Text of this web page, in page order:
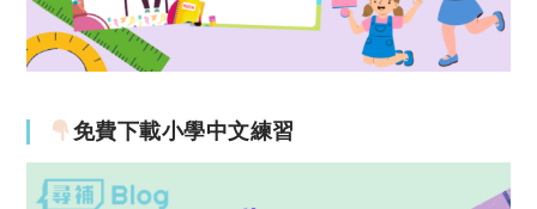
免費下載小學中文練習